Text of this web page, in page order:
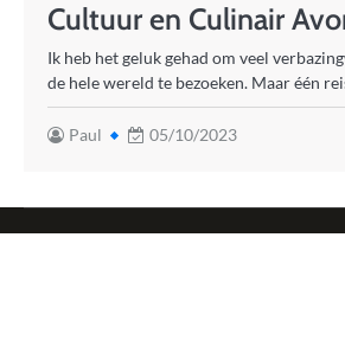
Cultuur en Culinair
Ik heb het geluk gehad om veel
de hele wereld te bezoeken. Maar één
Paul 05/10/2023